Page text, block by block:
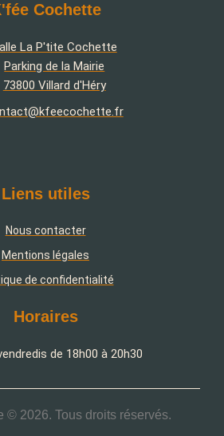
Cochette
La P'tite Cochette
Parking de la Mairie
73800 Villard d'Héry
Liens utiles
Nous contacter
Mentions légales
de confidentialité
Horaires
de 18h00 à 20h30
© 2026. Tous droits réservés.